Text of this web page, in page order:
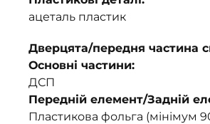
ацеталь пластик
Дверцята/передня частина
Основні частини:
ДСП
Передній елемент/Задній
Пластикова фольга (мінімум